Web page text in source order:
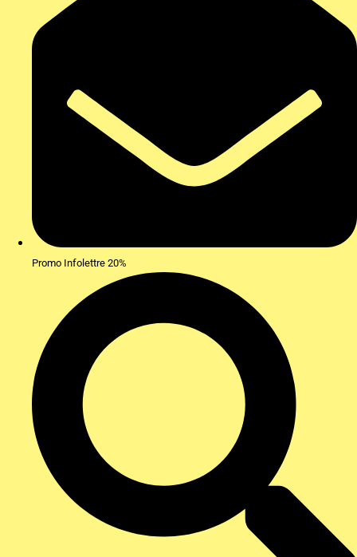
Promo Infolettre 20%